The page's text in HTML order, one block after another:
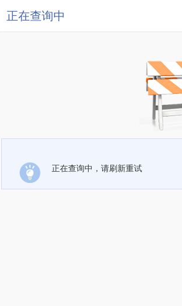
正在查询中
正在查询中，请刷新重试